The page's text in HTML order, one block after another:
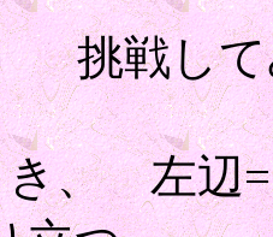
挑戦して
、 左辺